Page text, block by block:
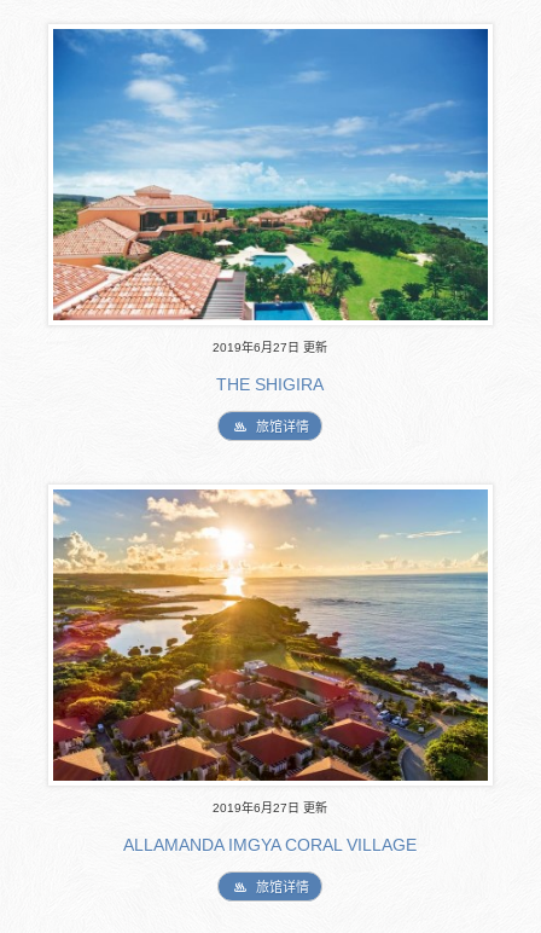
2019年6月27日 更新
THE SHIGIRA
旅馆详情
2019年6月27日 更新
ALLAMANDA IMGYA CORAL VILLAGE
旅馆详情